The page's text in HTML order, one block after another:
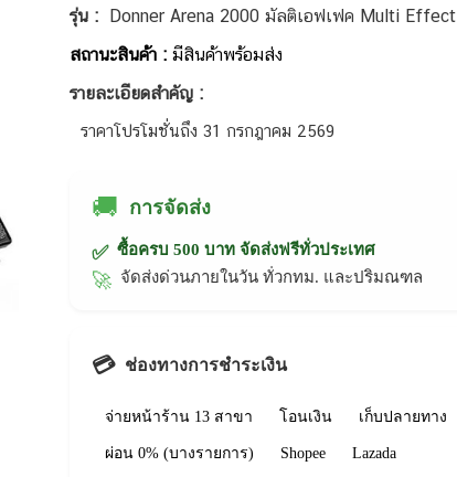
รุ่น : Donner Arena 2000 มัลติเอฟเฟค Multi Effect
สถานะสินค้า : มีสินค้าพร้อมส่ง
รายละเอียดสำคัญ :
ราคาโปรโมชั่นถึง 31 กรกฎาคม 2569
🚚 การจัดส่ง
✅ ซื้อครบ 500 บาท จัดส่งฟรีทั่วประเทศ
🚀 จัดส่งด่วนภายในวัน ทั่วกทม. และปริมณฑล
💳 ช่องทางการชำระเงิน
จ่ายหน้าร้าน 13 สาขา โอนเงิน เก็บปลายทาง
ผ่อน 0% (บางรายการ) Shopee Lazada